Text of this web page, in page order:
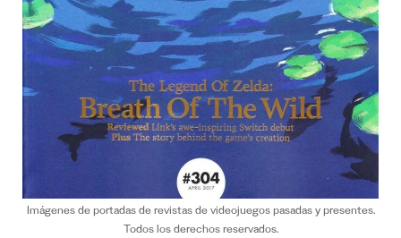
Imágenes de portadas de revistas de videojuegos pasadas y presentes.
Todos los derechos reservados.